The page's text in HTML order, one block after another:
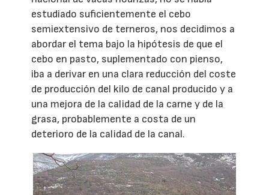
estudiado suficientemente el cebo
semiextensivo de terneros, nos decidimos a
abordar el tema bajo la hipótesis de que el
cebo en pasto, suplementado con pienso,
iba a derivar en una clara reducción del coste
de producción del kilo de canal producido y a
una mejora de la calidad de la carne y de la
grasa, probablemente a costa de un
deterioro de la calidad de la canal.